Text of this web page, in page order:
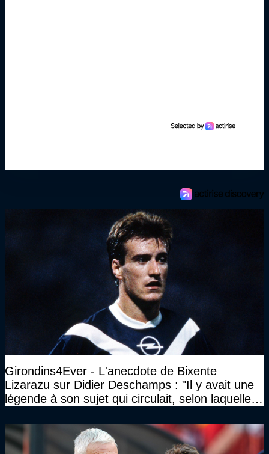
Girondins4Ever - L'anecdote de Bixente
Lizarazu sur Didier Deschamps : "Il y avait une
légende à son sujet qui circulait, selon laquelle il